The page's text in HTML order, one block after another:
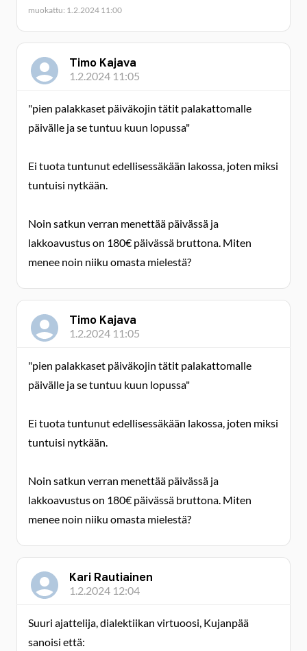
muokattu: 1.2.2024 11:00
Timo Kajava
1.2.2024 11:05
"pien palakkaset päiväkojin tätit palakattomalle
päivälle ja se tuntuu kuun lopussa"
Ei tuota tuntunut edellisessäkään lakossa, joten miksi
tuntuisi nytkään.
Noin satkun verran menettää päivässä ja
lakkoavustus on 180€ päivässä bruttona. Miten
menee noin niiku omasta mielestä?
Timo Kajava
1.2.2024 11:05
"pien palakkaset päiväkojin tätit palakattomalle
päivälle ja se tuntuu kuun lopussa"
Ei tuota tuntunut edellisessäkään lakossa, joten miksi
tuntuisi nytkään.
Noin satkun verran menettää päivässä ja
lakkoavustus on 180€ päivässä bruttona. Miten
menee noin niiku omasta mielestä?
Kari Rautiainen
1.2.2024 12:04
Suuri ajattelija, dialektiikan virtuoosi, Kujanpää
sanoisi että: